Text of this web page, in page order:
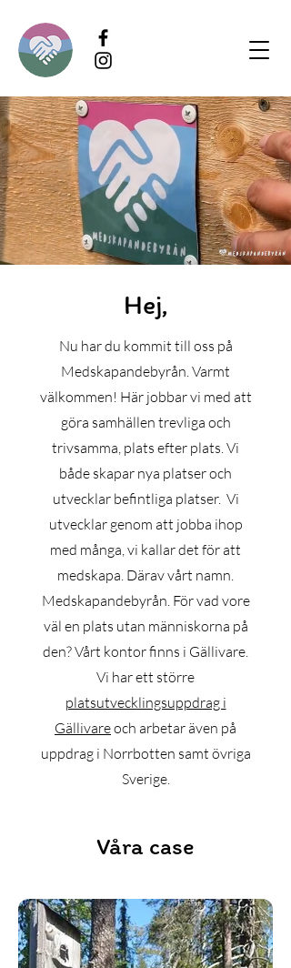
Hej,
Nu har du kommit till oss på
Medskapandebyrån. Varmt
välkommen! Här jobbar vi med att
göra samhällen trevliga och
trivsamma, plats efter plats. Vi
både skapar nya platser och
utvecklar befintliga platser. Vi
utvecklar genom att jobba ihop
med många, vi kallar det för att
medskapa. Därav vårt namn.
Medskapandebyrån. För vad vore
väl en plats utan människorna på
den? Vårt kontor finns i Gällivare.
Vi har ett större
platsutvecklingsuppdrag i
Gällivareoch arbetar även på
uppdrag i Norrbotten samt övriga
Sverige.
Våra case